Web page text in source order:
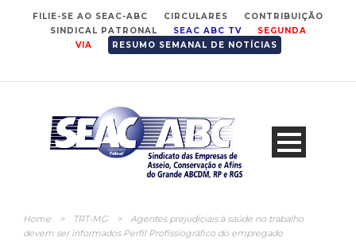
FILIE-SE AO SEAC-ABC CIRCULARES
CONTRIBUIÇÃO
SINDICAL PATRONAL
SEAC ABC TV
SEGUNDA
VIA
RESUMO SEMANAL DE NOTÍCIAS
Home > TRT-MG >
Agentes prejudiciais à saúde no trabalho
devem ser informados Perfil Profissiográfico do empregado